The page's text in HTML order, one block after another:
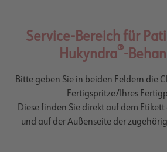
Service-Bereich für
Hukyndra®-
Bitte geben Sie in beiden Feldern die
Fertigspritze/Ihres
Diese finden Sie direkt auf dem
und auf der Außenseite der